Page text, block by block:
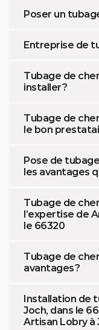
Poser un
Entreprise de
Tubage de
installer ?
Tubage de
le bon
Pose de
les avantages
Tubage de
l’expertise de
le 66320
Tubage de
avantages ?
Installation de
Joch, dans le
Artisan Lobry à